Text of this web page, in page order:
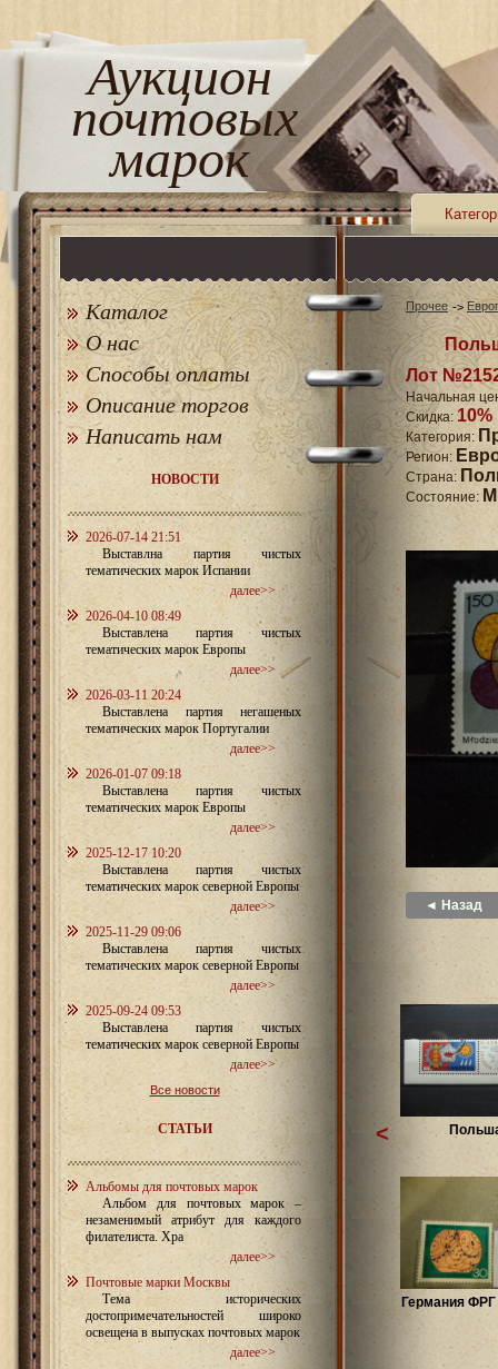
Аукцион
почтовых
марок
Каталог
О нас
Способы оплаты
Описание торгов
Написать нам
НОВОСТИ
2026-07-14 21:51
Выставлна партия чистых
тематических марок Испании
далее>>
2026-04-10 08:49
Выставлена партия чистых
тематических марок Европы
далее>>
2026-03-11 20:24
Выставлена партия негашеных
тематических марок Португалии
далее>>
2026-01-07 09:18
Выставлена партия чистых
тематических марок Европы
далее>>
2025-12-17 10:20
Выставлена партия чистых
тематических марок северной Европы
далее>>
2025-11-29 09:06
Выставлена партия чистых
тематических марок северной Европы
далее>>
2025-09-24 09:53
Выставлена партия чистых
тематических марок северной Европы
далее>>
Все новости
СТАТЬИ
Альбомы для почтовых марок
Альбом для почтовых марок –
незаменимый атрибут для каждого
филателиста. Хра
далее>>
Почтовые марки Москвы
Тема исторических
достопримечательностей широко
освещена в выпусках почтовых марок
далее>>
Прочее
Лот
Начальная
Скидка: 10%
Категория:
Регион:
Страна:
Состояние:
◄ Назад
Германия ФРГ
<